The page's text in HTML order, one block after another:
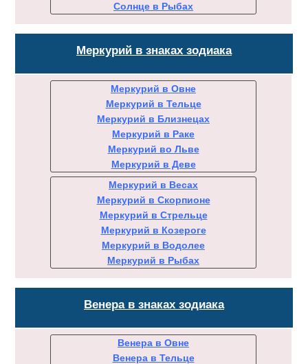
Солнце в Рыбах
Меркурий в знаках зодиака
Меркурий в Овне
Меркурий в Тельце
Меркурий в Близнецах
Меркурий в Раке
Меркурий во Льве
Меркурий в Деве
Меркурий в Весах
Меркурий в Скорпионе
Меркурий в Стрельце
Меркурий в Козероге
Меркурий в Водолее
Меркурий в Рыбах
Венера в знаках зодиака
Венера в Овне
Венера в Тельце